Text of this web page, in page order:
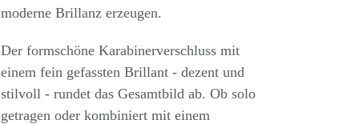
moderne Brillanz erzeugen.
Der formschöne Karabinerverschluss mit
einem fein gefassten Brillant - dezent und
stilvoll - rundet das Gesamtbild ab. Ob solo
getragen oder kombiniert mit einem